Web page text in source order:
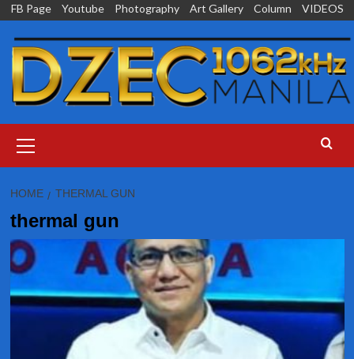
Skip
content
FB Page Youtube Photography Art Gallery Column VIDEOS
Menu
HOME THERMAL GUN
thermal gun